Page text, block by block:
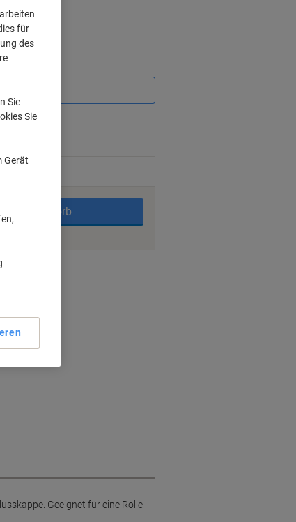
Warenkorb
Geeignet für eine Rolle
für
des
Sie
Sie
Gerät